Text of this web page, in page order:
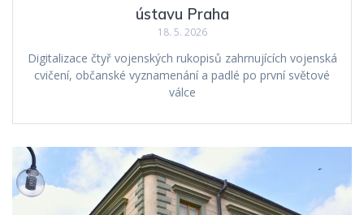
ústavu Praha
18. 5. 2026
Digitalizace čtyř vojenských rukopisů zahrnujících vojenská
cvičení, občanské vyznamenání a padlé po první světové
válce